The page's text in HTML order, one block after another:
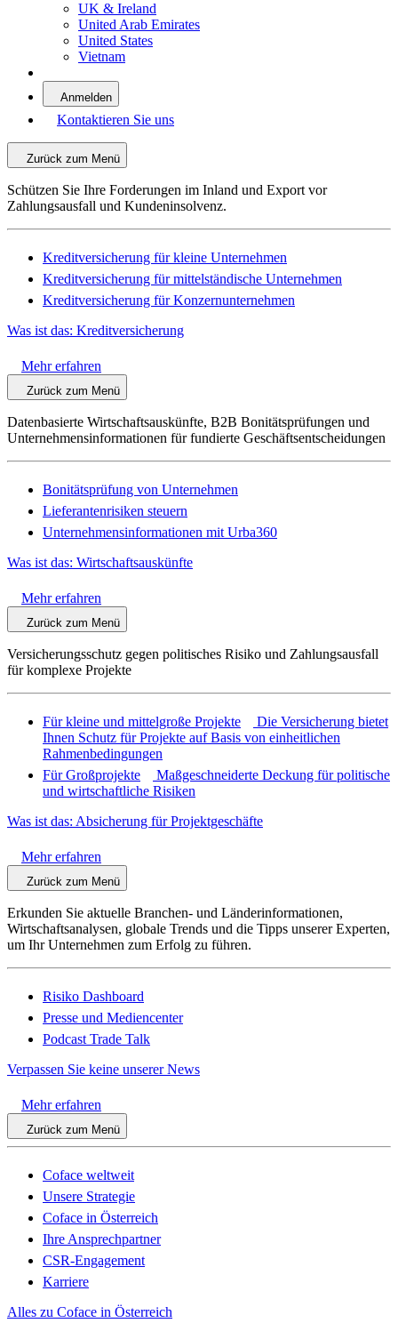
UK & Ireland
United Arab Emirates
United States
Vietnam
Anmelden
Kontaktieren Sie uns
Zurück zum Menü
Schützen Sie Ihre Forderungen im Inland und Export vor
Zahlungsausfall und Kundeninsolvenz.
Kreditversicherung für kleine Unternehmen
Kreditversicherung für mittelständische Unternehmen
Kreditversicherung für Konzernunternehmen
Was ist das: Kreditversicherung
Mehr erfahren
Zurück zum Menü
Datenbasierte Wirtschaftsauskünfte, B2B Bonitätsprüfungen und
Unternehmensinformationen für fundierte Geschäftsentscheidungen
Bonitätsprüfung von Unternehmen
Lieferantenrisiken steuern
Unternehmensinformationen mit Urba360
Was ist das: Wirtschaftsauskünfte
Mehr erfahren
Zurück zum Menü
Versicherungsschutz gegen politisches Risiko und Zahlungsausfall
für komplexe Projekte
Für kleine und mittelgroße Projekte
Die Versicherung bietet
Ihnen Schutz für Projekte auf Basis von einheitlichen
Rahmenbedingungen
Für Großprojekte
Maßgeschneiderte Deckung für politische
und wirtschaftliche Risiken
Was ist das: Absicherung für Projektgeschäfte
Mehr erfahren
Zurück zum Menü
Erkunden Sie aktuelle Branchen- und Länderinformationen,
Wirtschaftsanalysen, globale Trends und die Tipps unserer Experten,
um Ihr Unternehmen zum Erfolg zu führen.
Risiko Dashboard
Presse und Mediencenter
Podcast Trade Talk
Verpassen Sie keine unserer News
Mehr erfahren
Zurück zum Menü
Coface weltweit
Unsere Strategie
Coface in Österreich
Ihre Ansprechpartner
CSR-Engagement
Karriere
Alles zu Coface in Österreich